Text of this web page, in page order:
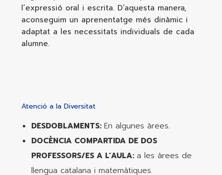
l’expressió oral i escrita. D’aquesta manera,
aconseguim un aprenentatge més dinàmic i
adaptat a les necessitats individuals de cada
alumne.
Atenció a la Diversitat
DESDOBLAMENTS: En algunes àrees.
DOCÈNCIA COMPARTIDA DE DOS
PROFESSORS/ES A L’AULA: a les àrees de
llengua catalana i matemàtiques.